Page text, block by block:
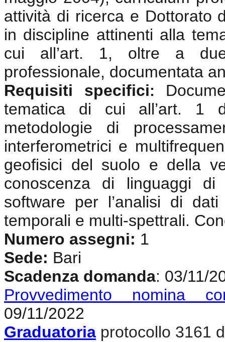
attività di ricerca e Dottorato
in discipline attinenti alla
cui all’art. 1, oltre a
professionale, documentata
Requisiti specifici:
tematica di cui all’art. 1
metodologie di
interferometrici e
geofisici del suolo e della
conoscenza di linguaggi
software per l’analisi di
temporali e multi-spettrali.
Numero assegni: 1
Sede: Bari
Scadenza domanda: 03/11/
Provvedimento nomina
09/11/2022
Graduatoria protocollo 3161